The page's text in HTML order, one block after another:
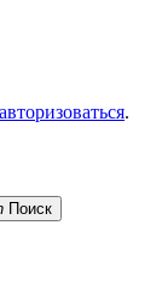
авторизоваться.
Поиск